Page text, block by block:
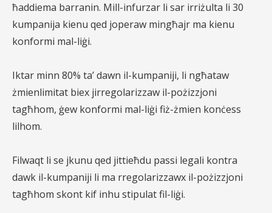
ħaddiema barranin. Mill-infurzar li sar irriżulta li 30
kumpanija kienu qed joperaw mingħajr ma kienu
konformi mal-liġi.
Iktar minn 80% ta’ dawn il-kumpaniji, li ngħataw
żmienlimitat biex jirregolarizzaw il-pożizzjoni
tagħhom, ġew konformi mal-liġi fiż-żmien konċess
lilhom.
Filwaqt li se jkunu qed jittieħdu passi legali kontra
dawk il-kumpaniji li ma rregolarizzawx il-pożizzjoni
tagħhom skont kif inhu stipulat fil-liġi.